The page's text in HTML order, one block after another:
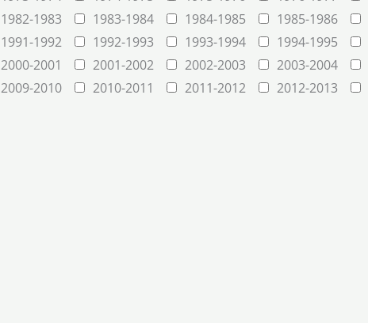
1982-1983 1983-1984 1984-1985 1985-1986
1991-1992 1992-1993 1993-1994 1994-1995
2000-2001 2001-2002 2002-2003 2003-2004
2009-2010 2010-2011 2011-2012 2012-2013